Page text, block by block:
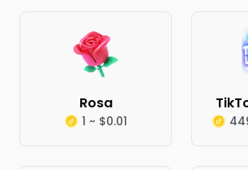
Rosa
1 ~ $0.01